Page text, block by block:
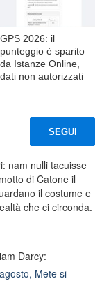
GPS 2026: il
punteggio è sparito
da Istanze Online,
dati non autorizzati
SEGUI
nam nulli tacuisse
di Catone il
il costume e
che ci circonda.
Darcy:
Mete si